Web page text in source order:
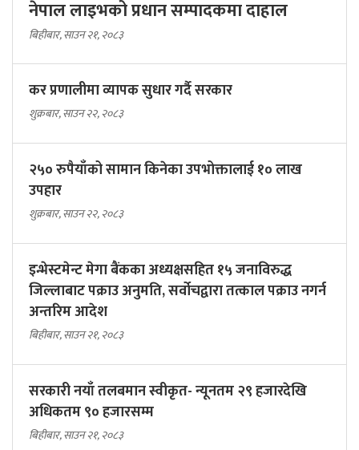
नेपाल लाइभको प्रधान सम्पादकमा दाहाल
बिहीबार, साउन २१, २०८३
कर प्रणालीमा व्यापक सुधार गर्दै सरकार
शुक्रबार, साउन २२, २०८३
२५० रुपैयाँको सामान किनेका उपभोक्तालाई १० लाख
उपहार
शुक्रबार, साउन २२, २०८३
इन्भेस्टमेन्ट मेगा बैंकका अध्यक्षसहित १५ जनाविरुद्ध
जिल्लाबाट पक्राउ अनुमति, सर्वोचद्वारा तत्काल पक्राउ नगर्न
अन्तरिम आदेश
बिहीबार, साउन २१, २०८३
सरकारी नयाँ तलबमान स्वीकृत- न्यूनतम २९ हजारदेखि
अधिकतम ९० हजारसम्म
बिहीबार, साउन २१, २०८३